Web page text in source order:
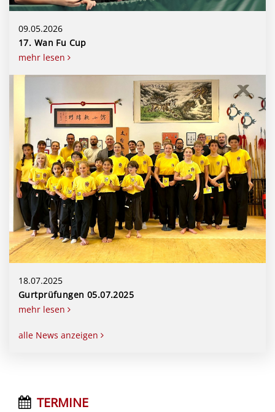
09.05.2026
17. Wan Fu Cup
mehr lesen
18.07.2025
Gurtprüfungen 05.07.2025
mehr lesen
alle News anzeigen
TERMINE